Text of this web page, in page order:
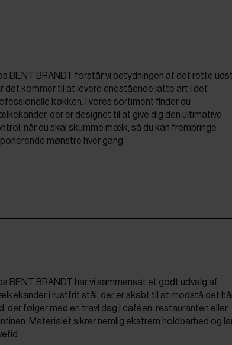
BENT BRANDT forstår vi betydningen af det rette
det kommer til at levere enestående latte art i det
køkken. I vores sortiment finder du
der er designet til at give dig den ultimative
når du skal skumme mælk, så du kan frembringe
mønstre hver gang.
BENT BRANDT har vi sammensat et godt udvalg af
i rustfrit stål, der er skabt til at modstå det
der følger med en travl dag i caféen, restauranten eller
Materialet sikrer nemlig ekstrem holdbarhed og